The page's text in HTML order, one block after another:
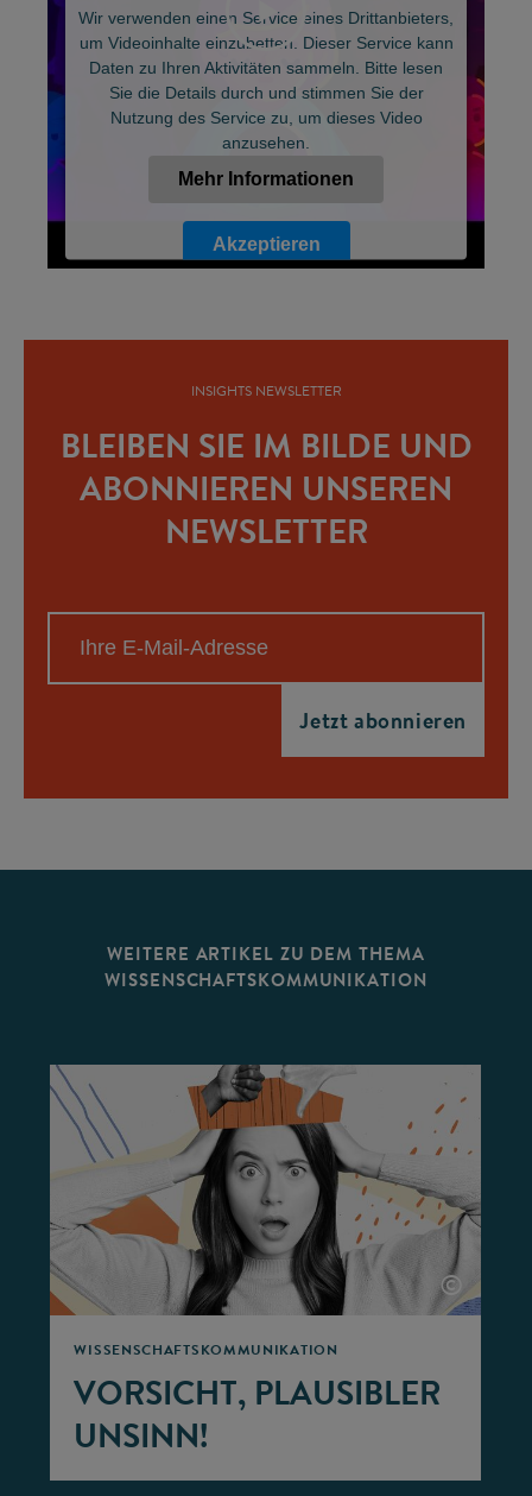
Wir verwenden einen Service eines Drittanbieters,
um Videoinhalte einzubetten. Dieser Service kann
Daten zu Ihren Aktivitäten sammeln. Bitte lesen
Sie die Details durch und stimmen Sie der
Nutzung des Service zu, um dieses Video
anzusehen.
Mehr Informationen
Akzeptieren
INSIGHTS NEWSLETTER
BLEIBEN SIE IM BILDE UND
ABONNIEREN UNSEREN
NEWSLETTER
WEITERE ARTIKEL ZU DEM THEMA
WISSENSCHAFTSKOMMUNIKATION
WISSENSCHAFTSKOMMUNIKATION
VORSICHT, PLAUSIBLER
UNSINN!
©